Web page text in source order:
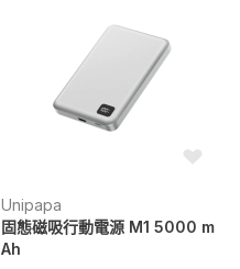
Unipapa
固態磁吸行動電源 M1 5000 m
Ah